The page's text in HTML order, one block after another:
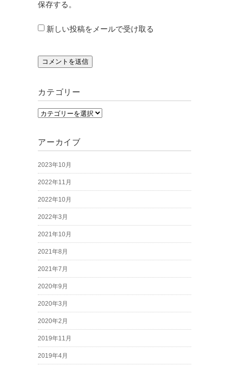
保存する。
新しい投稿をメールで受け取る
カテゴリー
カ
ゴ
リ
ー
アーカイブ
2023年10月
2022年11月
2022年10月
2022年3月
2021年10月
2021年8月
2021年7月
2020年9月
2020年3月
2020年2月
2019年11月
2019年4月